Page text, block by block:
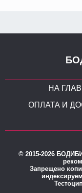
НА
ОПЛАТА И
© 2015-2026
Запрещено